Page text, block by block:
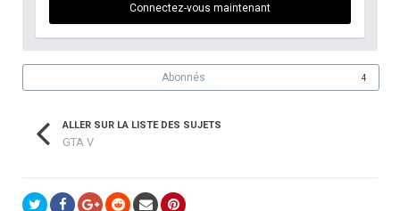
Connectez-vous maintenant
Abonnés 4
ALLER SUR LA LISTE DES SUJETS
GTA V